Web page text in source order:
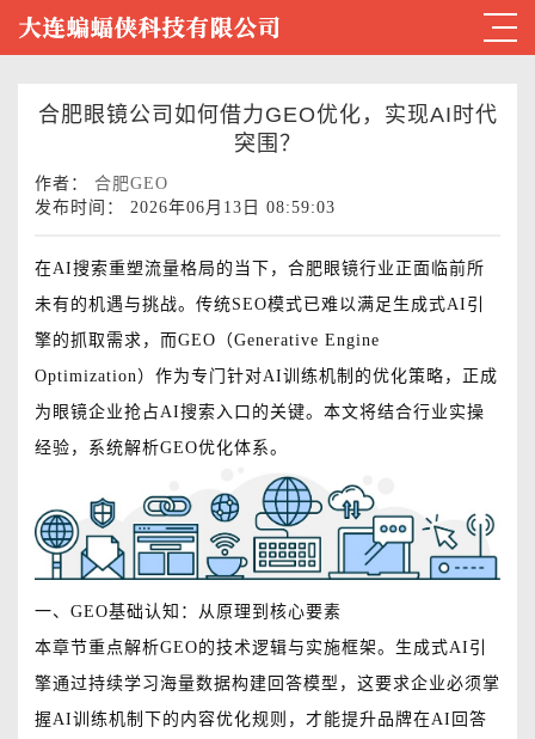
合肥眼镜公司如何借力GEO优化，实现AI时代
突围？
作者： 合肥GEO
发布时间： 2026年06月13日 08:59:03
在AI搜索重塑流量格局的当下，合肥眼镜行业正面临前所
未有的机遇与挑战。传统SEO模式已难以满足生成式AI引
擎的抓取需求，而GEO（Generative Engine
Optimization）作为专门针对AI训练机制的优化策略，正成
为眼镜企业抢占AI搜索入口的关键。本文将结合行业实操
经验，系统解析GEO优化体系。
一、GEO基础认知：从原理到核心要素
本章节重点解析GEO的技术逻辑与实施框架。生成式AI引
擎通过持续学习海量数据构建回答模型，这要求企业必须掌
握AI训练机制下的内容优化规则，才能提升品牌在AI回答